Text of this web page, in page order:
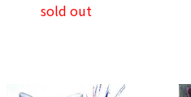
sold out